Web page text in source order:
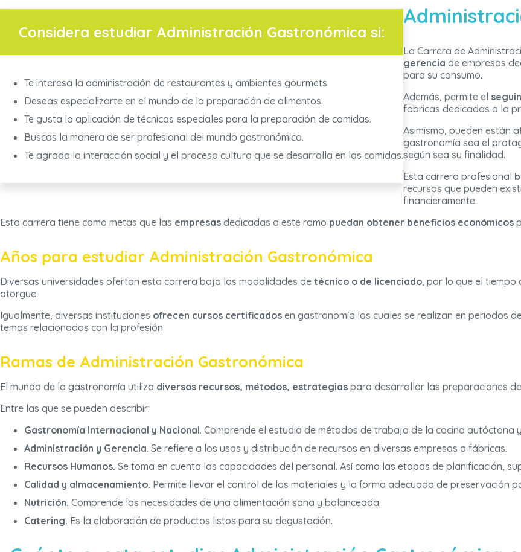
Considera estudiar Administración Gastronómica si:
Te interesa la administración de restaurantes y ambientes gourmets.
Deseas especializarte en el mundo de la preparación de alimentos.
Te gusta la aplicación de técnicas especiales para la preparación de comidas.
Buscas la manera de ser profesional del mundo gastronómico.
Te agrada la interacción social y el proceso cultura que se desarrolla en las comidas.
La Carrera de
gerencia de empresas
para su consumo.
Además, permite el
fabricas dedicadas a la
Asimismo, pueden están
gastronomía sea el
según sea su finalidad.
Esta carrera profesional
recursos que pueden
financieramente.
Esta carrera tiene como metas que las empresas dedicadas a este ramo puedan obtener beneficios económicos
Años para estudiar Administración Gastronómica
Diversas universidades ofertan esta carrera bajo las modalidades de técnico o de licenciado, por lo que el tiempo
otorgue.
Igualmente, diversas instituciones ofrecen cursos certificados en gastronomía los cuales se realizan en periodos
temas relacionados con la profesión.
Ramas de Administración Gastronómica
El mundo de la gastronomía utiliza diversos recursos, métodos, estrategias para desarrollar las preparaciones
Entre las que se pueden describir:
Gastronomía Internacional y Nacional. Comprende el estudio de métodos de trabajo de la cocina autóctona
Administración y Gerencia. Se refiere a los usos y distribución de recursos en diversas empresas o fábricas.
Recursos Humanos. Se toma en cuenta las capacidades del personal. Así como las etapas de planificación,
Calidad y almacenamiento. Permite llevar el control de los materiales y la forma adecuada de preservación
Nutrición. Comprende las necesidades de una alimentación sana y balanceada.
Catering. Es la elaboración de productos listos para su degustación.